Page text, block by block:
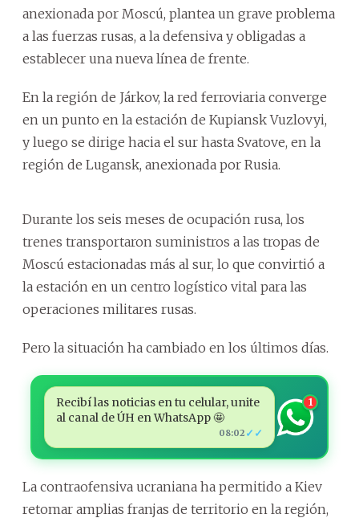
anexionada por Moscú, plantea un grave problema
a las fuerzas rusas, a la defensiva y obligadas a
establecer una nueva línea de frente.
En la región de Járkov, la red ferroviaria converge
en un punto en la estación de Kupiansk Vuzlovyi,
y luego se dirige hacia el sur hasta Svatove, en la
región de Lugansk, anexionada por Rusia.
Durante los seis meses de ocupación rusa, los
trenes transportaron suministros a las tropas de
Moscú estacionadas más al sur, lo que convirtió a
la estación en un centro logístico vital para las
operaciones militares rusas.
Pero la situación ha cambiado en los últimos días.
Recibí las noticias en tu celular, unite
al canal de ÚH en WhatsApp 🤩
08:02 ✓✓
1
La contraofensiva ucraniana ha permitido a Kiev
retomar amplias franjas de territorio en la región,